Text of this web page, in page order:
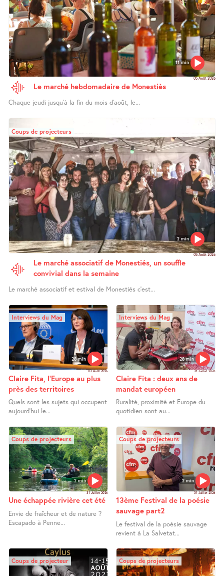
11 min
05 Août 2026
Le marché hebdomadaire de Monestiès
Chaque jeudi jusqu’à la fin du mois d’août, le...
2 min
Coups de projecteurs
05 Août 2026
Le marché associatif de Monestiés, un souffle
convivial dans la semaine
Le marché associatif et estival de Monestiés c’est...
28 min
Interviews du Mag
03 Août 2026
Claire Fita, l’Europe au plus
près des territoires
Quels sont les sujets qui occupent
aujourd’hui le...
28 min
Interviews du Mag
31 Juillet 2026
Claire Fita : deux ans de
mandat européen
Ruralité, proximité et Europe du
quotidien sont au...
2 min
Coups de projecteurs
31 Juillet 2026
Une échappée rivière cet été
Envie de fraîcheur et de nature ?
Escapado à Penne...
2 min
Coups de projecteurs
31 Juillet 2026
13ème Festival de la poésie
sauvage part2
Le festival de la poésie sauvage
revient à La Salvetat...
Coups de projecteur Coups de projecteurs